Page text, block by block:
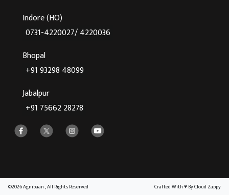
Indore (HO)
0731-4220027/ 4220036
Bhopal
+91 93298 48099
Jabalpur
+91 75662 28278
©2026 Agnibaan , All Rights Reserved Crafted With♥By Cloud Zappy